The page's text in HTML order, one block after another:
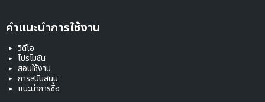
คำแนะนำการใช้งาน
วิดีโอ
โปรโมชัน
สอนใช้งาน
การสนับสนุน
แนะนำการซื้อ